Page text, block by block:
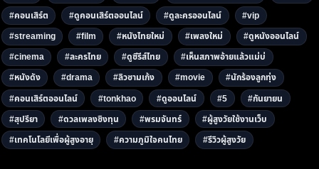
#คอนเสิร์ต
#ดูคอนเสิร์ตออนไลน์ #ดูละครออนไลน์
#vip
#streaming
#film #หนังไทยใหม่ #เพลงใหม่
#ดูหนังออนไลน์
#cinema
#ละครไทย #ดูซีรีส์ไทย
#เห็นสภาพอ้ายแล้วแม่บ่
#หนังดัง
#drama #ลิวชามเก้ง #movie
#นักร้องลูกทุ่ง
#คอนเสิร์ตออนไลน์
#tonkhao #ดูออนไลน์ #5
#กันยายน
#สุปรียา
#ดวลเพลงชิงทุน #พรมจันทร์
#ผู้สูงวัยใช้งานเว็บ
#เทคโนโลยีเพื่อผู้สูงอายุ
#ความภูมิใจคนไทย #รีวิวผู้สูงวัย